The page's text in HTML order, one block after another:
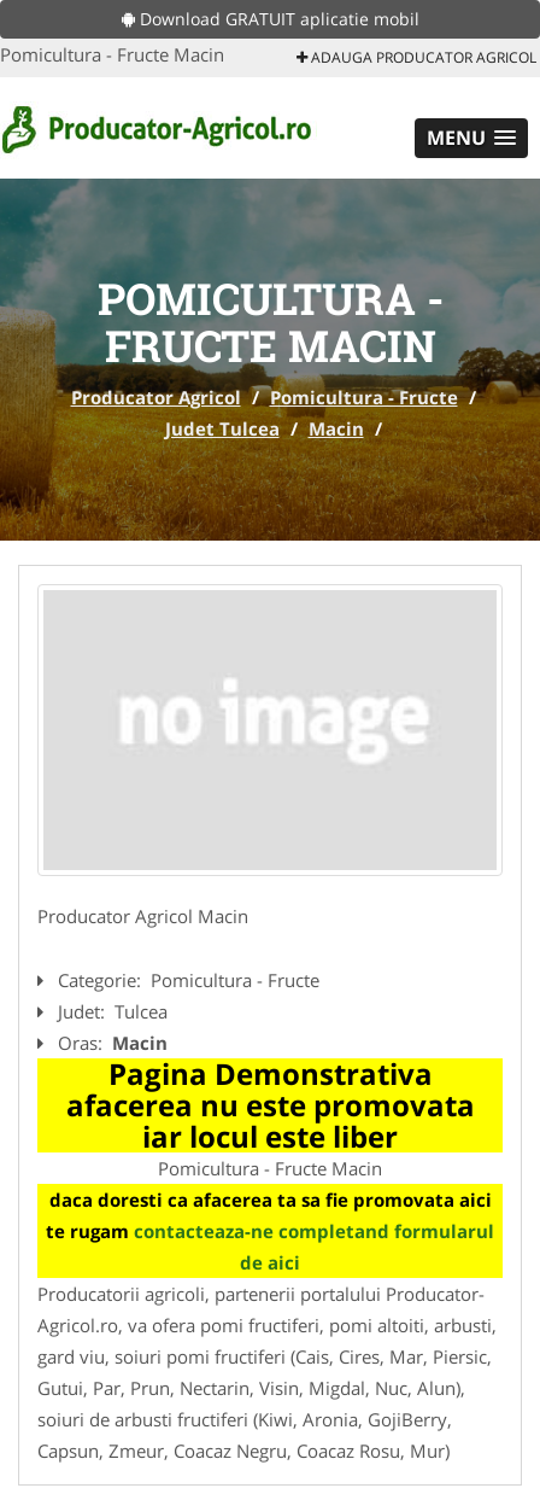
Download GRATUIT aplicatie mobil
Pomicultura - Fructe Macin ADAUGA PRODUCATOR AGRICOL
MENU
POMICULTURA -
FRUCTE MACIN
Producator Agricol / Pomicultura - Fructe /
Judet Tulcea / Macin /
Producator Agricol Macin
Categorie: Pomicultura - Fructe
Judet: Tulcea
Oras: Macin
Pagina Demonstrativa
afacerea nu este promovata
iar locul este liber
Pomicultura - Fructe Macin
daca doresti ca afacerea ta sa fie promovata aici
te rugam contacteaza-ne completand formularul
de aici
Producatorii agricoli, partenerii portalului Producator-
Agricol.ro, va ofera pomi fructiferi, pomi altoiti, arbusti,
gard viu, soiuri pomi fructiferi (Cais, Cires, Mar, Piersic,
Gutui, Par, Prun, Nectarin, Visin, Migdal, Nuc, Alun),
soiuri de arbusti fructiferi (Kiwi, Aronia, GojiBerry,
Capsun, Zmeur, Coacaz Negru, Coacaz Rosu, Mur)